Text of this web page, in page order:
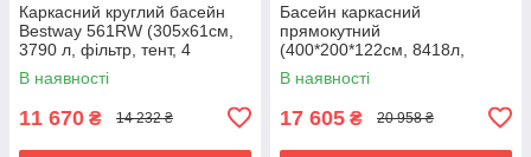
Каркасний круглий басейн
Bestway 561RW (305х61см,
3790 л, фільтр, тент, 4
підсклянники) Сірий
В наявності
11 670 ₴ 14 232 ₴
Басейн каркасний
прямокутний
(400*200*122см, 8418л,
фільтр, сходи) Intex 26790
Сірий Акція до 09.08
В наявності
17 605 ₴ 20 958 ₴